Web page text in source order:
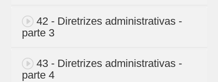
42 - Diretrizes administrativas -
parte 3
43 - Diretrizes administrativas -
parte 4